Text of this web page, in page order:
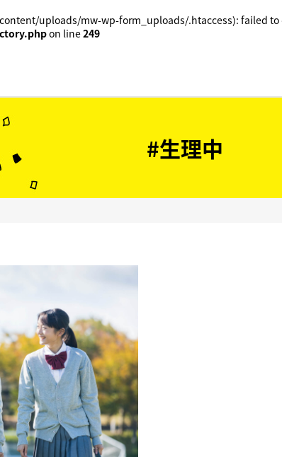
uploads/mw-wp-form_uploads/.htaccess): failed to
on line249
#生理中